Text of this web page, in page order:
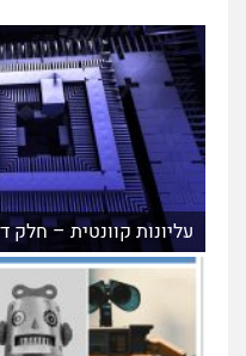
עליונות קוונטית – חלק